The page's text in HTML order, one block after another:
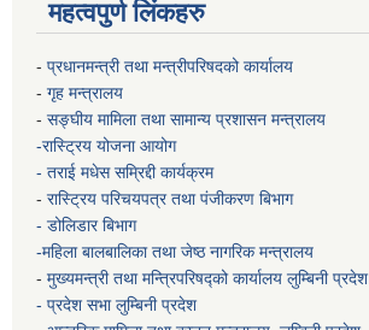
महत्वपुर्ण लिंकहरु
- प्रधानमन्त्री तथा मन्त्रीपरिषदको कार्यालय
- गृह मन्त्रालय
- सङ्घीय मामिला तथा सामान्य प्रशासन मन्त्रालय
-रास्ट्रिय योजना आयोग
- तराई मधेस सम्रिद्दी कार्यक्रम
- रास्ट्रिय परिचयपत्र तथा पंजीकरण बिभाग
- डोलिडार बिभाग
-महिला बालबालिका तथा जेष्ठ नागरिक मन्त्रालय
- मुख्यमन्त्री तथा मन्त्रिपरिषद्को कार्यालय लुम्बिनी प्रदेश
- प्रदेश सभा लुम्बिनी प्रदेश